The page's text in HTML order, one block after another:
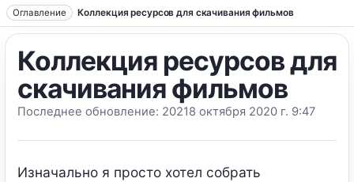
Перейти к тексту
Оглавление Коллекция ресурсов для скачивания фильмов
Коллекция ресурсов для
скачивания фильмов
Последнее обновление: 20218 октября 2020 г. 9:47
Изначально я просто хотел собрать